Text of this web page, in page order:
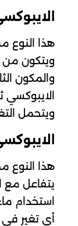
هذا النوع
ويتكون من
والمكون
ويتحمل
هذا النوع
يتفاعل مع
استخدام
أي تغير